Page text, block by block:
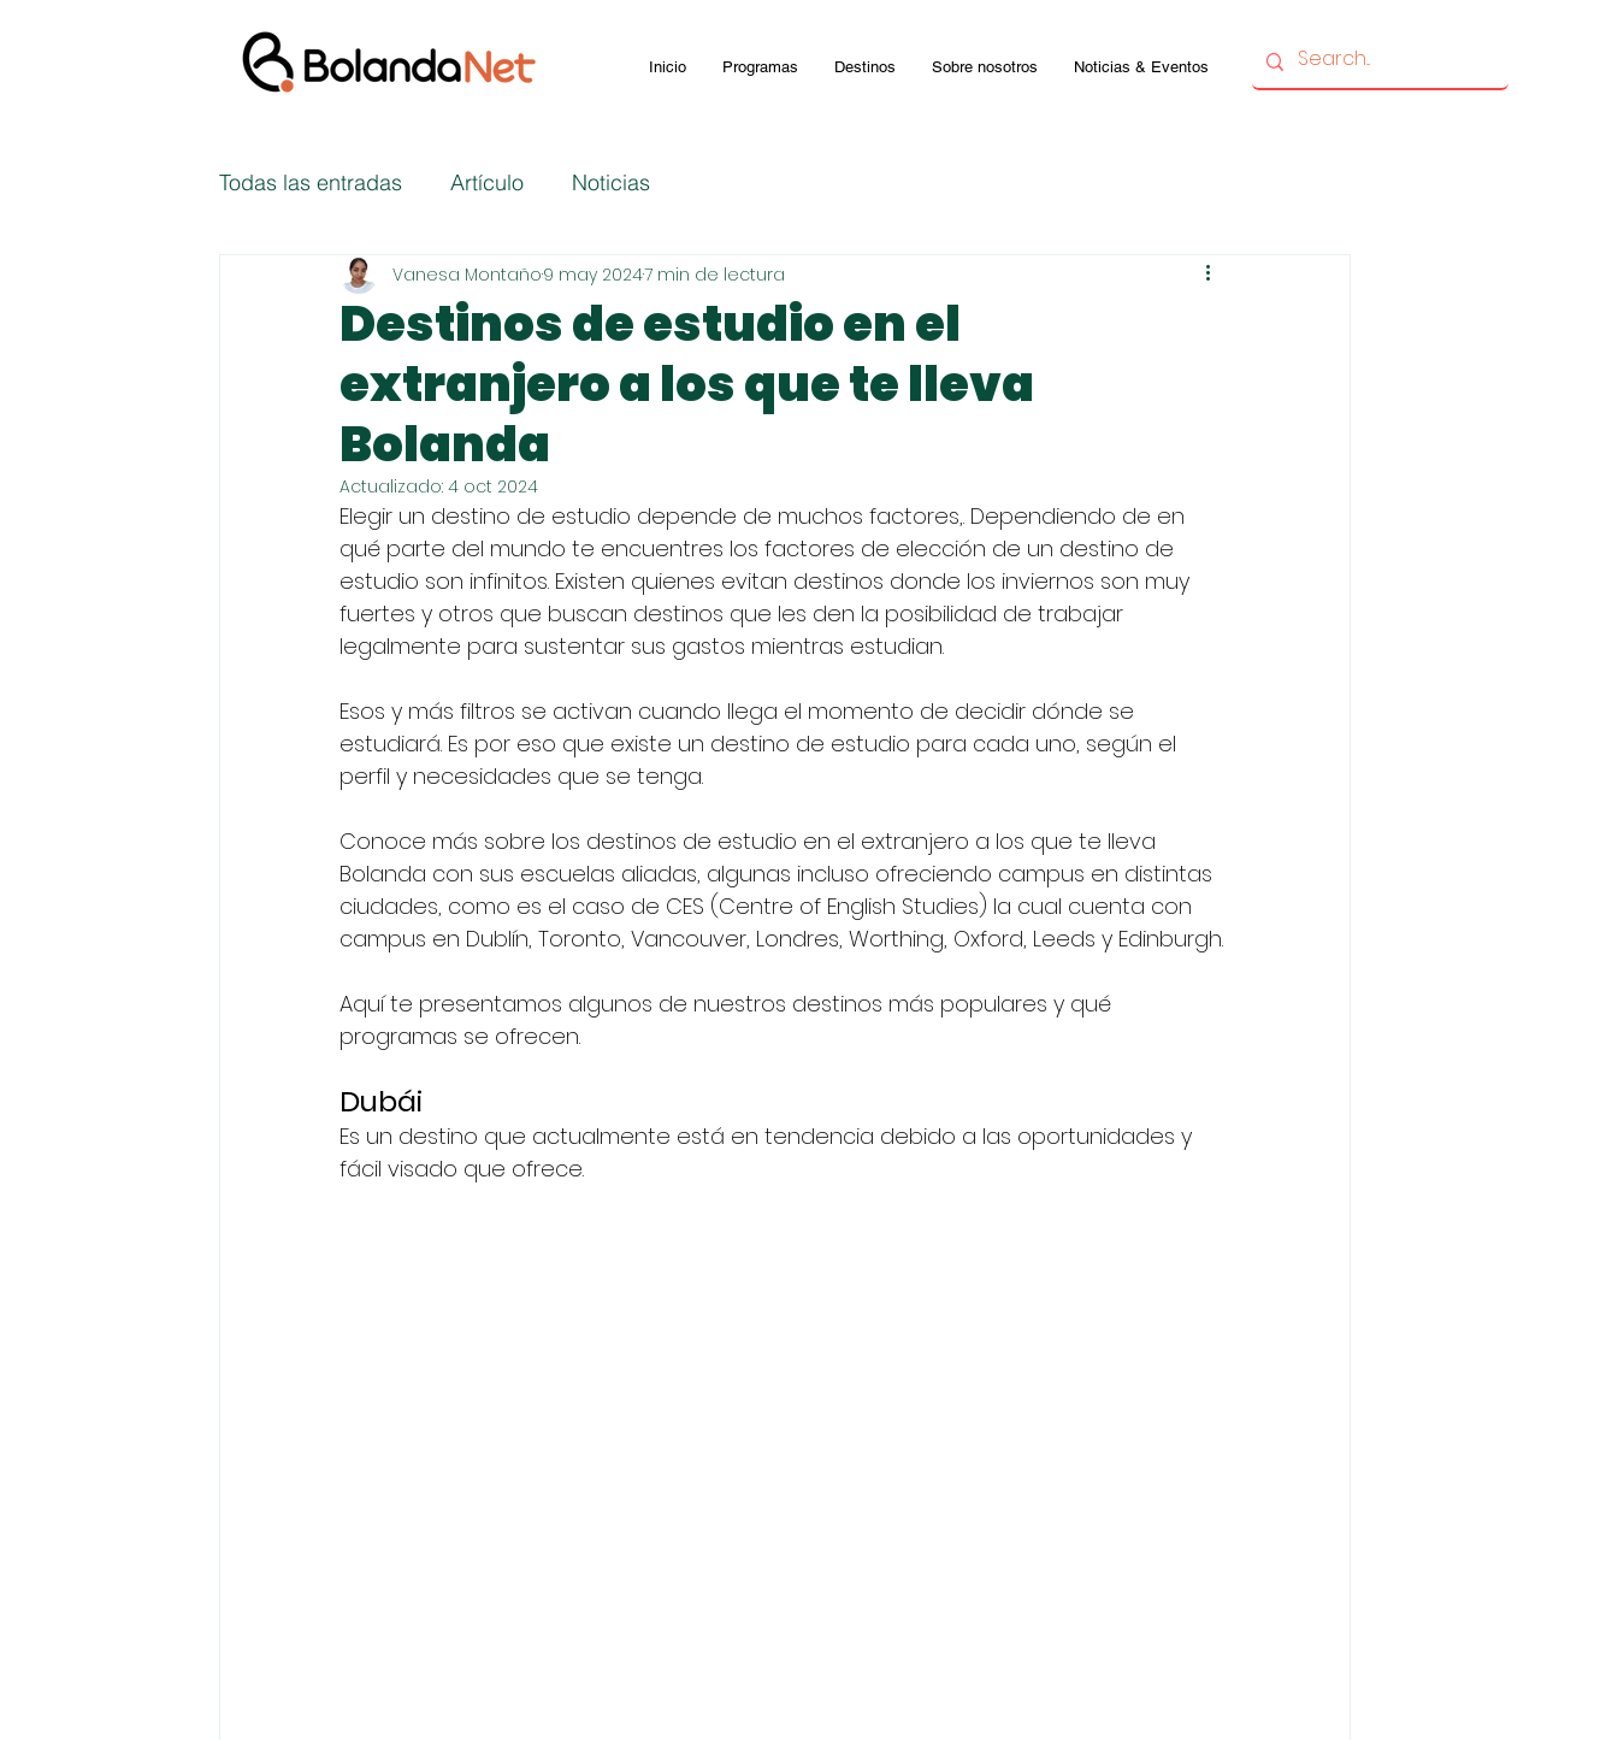
Inicio Programas Destinos Sobre nosotros Noticias & Eventos
Todas las entradas Artículo Noticias
Destinos de estudio en el
extranjero a los que te lleva
Bolanda
Vanesa Montaño9 may 20247 min de lectura
Actualizado: 4 oct 2024
Elegir un destino de estudio depende de muchos factores,. Dependiendo de en
qué parte del mundo te encuentres los factores de elección de un destino de
estudio son infinitos. Existen quienes evitan destinos donde los inviernos son muy
fuertes y otros que buscan destinos que les den la posibilidad de trabajar
legalmente para sustentar sus gastos mientras estudian.
Esos y más filtros se activan cuando llega el momento de decidir dónde se
estudiará. Es por eso que existe un destino de estudio para cada uno, según el
perfil y necesidades que se tenga.
Conoce más sobre los destinos de estudio en el extranjero a los que te lleva
Bolanda con sus escuelas aliadas, algunas incluso ofreciendo campus en distintas
ciudades, como es el caso de CES (Centre of English Studies) la cual cuenta con
campus en Dublín, Toronto, Vancouver, Londres, Worthing, Oxford, Leeds y Edinburgh.
Aquí te presentamos algunos de nuestros destinos más populares y qué
programas se ofrecen.
Dubái
Es un destino que actualmente está en tendencia debido a las oportunidades y
fácil visado que ofrece.